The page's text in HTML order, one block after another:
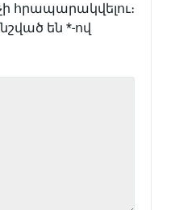
հրապարակվելու։
են *-ով